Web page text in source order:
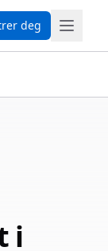
deg
i